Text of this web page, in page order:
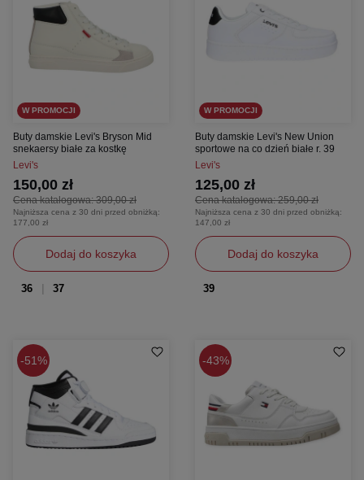
W PROMOCJI
Buty damskie Levi's Bryson Mid
snekaersy białe za kostkę
Levi's
Cena katalogowa:309,00 zł
150,00 zł
Najniższa cena z 30 dni przed obniżką:
177,00 zł
Dodaj do koszyka
36 37
W PROMOCJI
Buty damskie Levi's New Union
sportowe na co dzień białe r. 39
Levi's
Cena katalogowa:259,00 zł
125,00 zł
Najniższa cena z 30 dni przed obniżką:
147,00 zł
Dodaj do koszyka
39
51% 43%